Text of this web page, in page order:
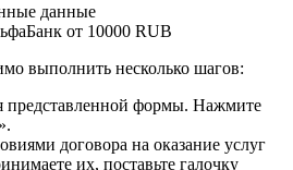
данные
от 10000 RUB
выполнить несколько шагов:
представленной формы. Нажмите
договора на оказание услуг
их, поставьте галочку